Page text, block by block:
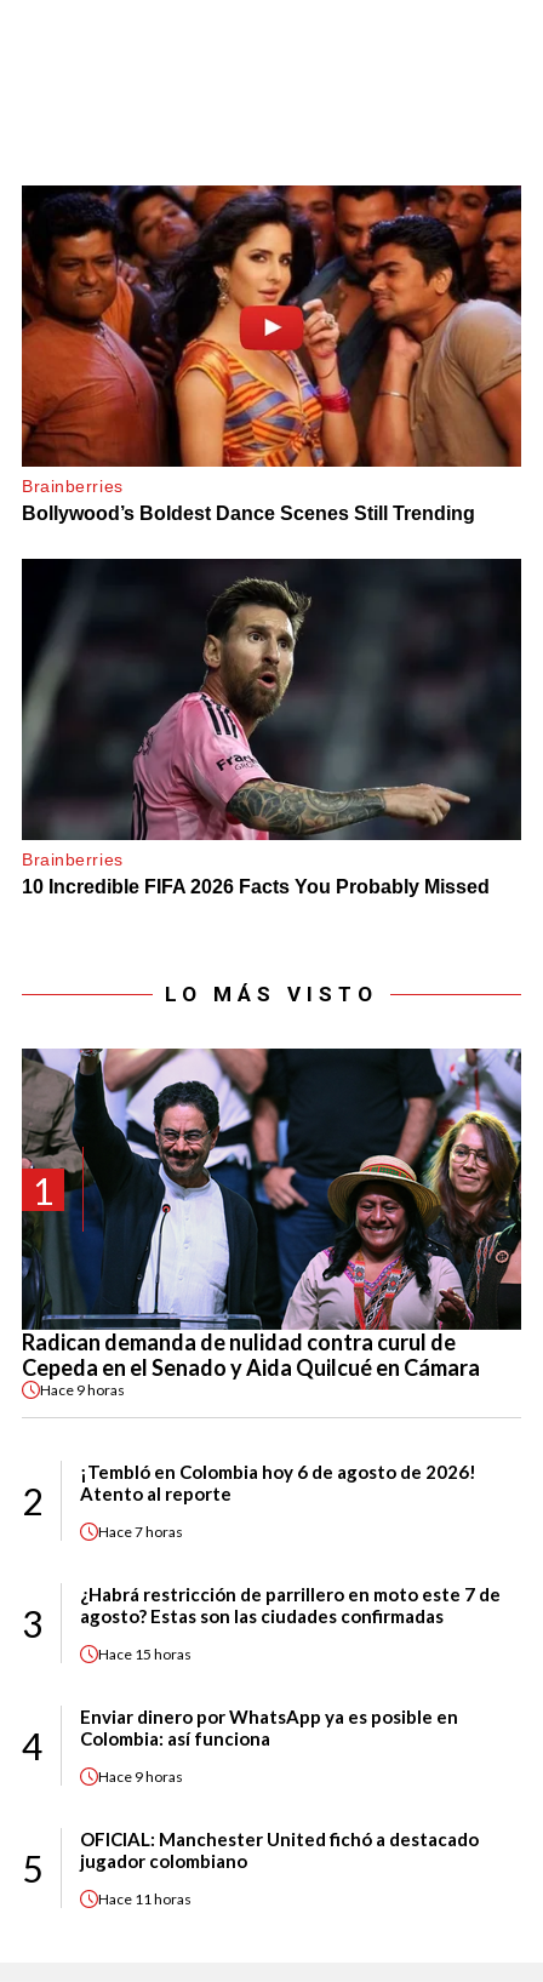
LO MÁS VISTO
1
Radican demanda de nulidad contra curul de
Cepeda en el Senado y Aida Quilcué en Cámara
Hace 9 horas
2
¡Tembló en Colombia hoy 6 de agosto de 2026!
Atento al reporte
Hace7 horas
3
¿Habrá restricción de parrillero en moto este 7 de
agosto? Estas son las ciudades confirmadas
Hace 15 horas
4
Enviar dinero por WhatsApp ya es posible en
Colombia: así funciona
Hace 9 horas
5
OFICIAL: Manchester United fichó a destacado
jugador colombiano
Hace 11 horas